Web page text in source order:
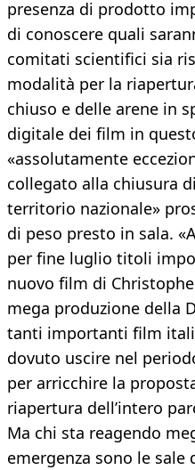
presenza di prodotto
di conoscere quali
comitati scientifici sia
modalità per la
chiuso e delle arene in
digitale dei film in
«assolutamente
collegato alla chiusura
territorio nazionale»
di peso presto in sala.
per fine luglio titoli
nuovo film di
mega produzione della
tanti importanti film
dovuto uscire nel
per arricchire la
riapertura dell’intero
Ma chi sta reagendo
emergenza sono le